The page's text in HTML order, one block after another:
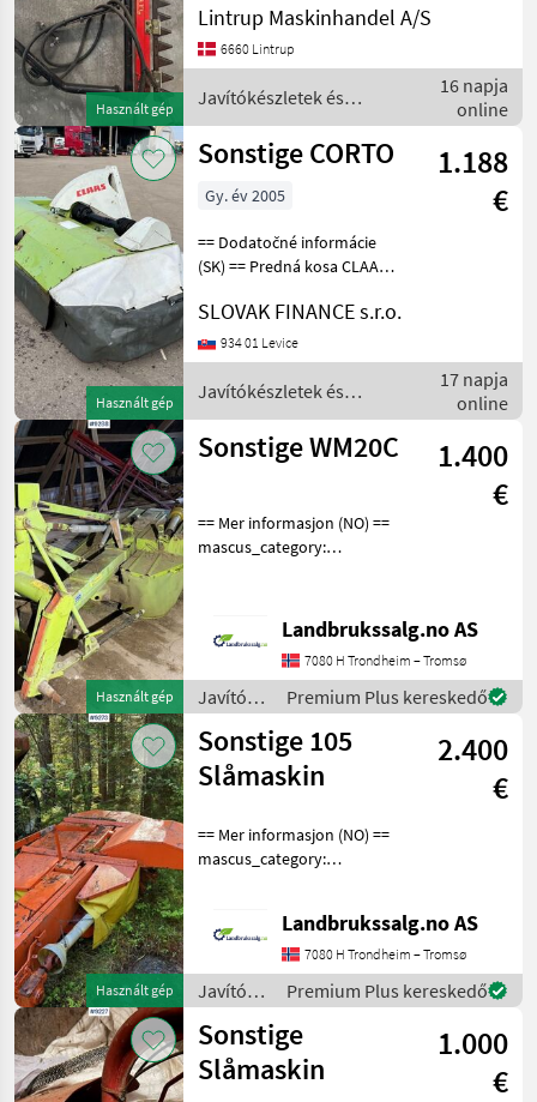
Használt gép
kan drejes både til H og V
side. Vi har det som du kan
se på billederne her
Lintrup Maskinhandel A/S
6660 Lintrup
Javítókészletek és
alkatrészek / Sonstige
16 napja
online
Használt gép
Sonstige CORTO
1.188
€
Gy. év 2005
== Dodatočné informácie
(SK) == Predná kosa CLAAS
bubon, nefunkcné, cena:
990€ + DPH Javítókészletek
és alkatrészek Bontott
alkat
SLOVAK FINANCE s.r.o.
934 01 Levice
Javítókészletek és
alkatrészek / Sonstige
17 napja
online
Használt gép
Sonstige WM20C
1.400
€
== Mer informasjon (NO) ==
mascus_category:
upon request: 9288 See
en.landbrukssalg.no/9288
for more images Specif
Landbrukssalg.no AS
7080 H Trondheim – Tromsø
Javítókészletek
és
alkatrészek
/
Sonstige
Premium Plus kereskedő
Használt gép
Sonstige 105
Slåmaskin
2.400
€
== Mer informasjon (NO) ==
mascus_category:
upon request: 9273 See
en.landbrukssalg.no/9273
for more images Specif
Landbrukssalg.no AS
7080 H Trondheim – Tromsø
Javítókészletek
és
alkatrészek
/
Sonstige
Premium Plus kereskedő
Sonstige
Slåmaskin
1.000
€